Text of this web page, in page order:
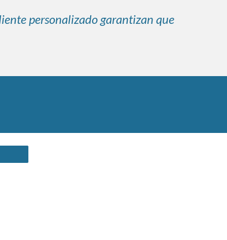
personalizado garantizan que